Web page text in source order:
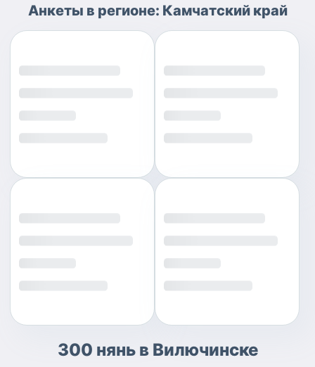
Анкеты в регионе: Камчатский край
300 нянь в Вилючинске